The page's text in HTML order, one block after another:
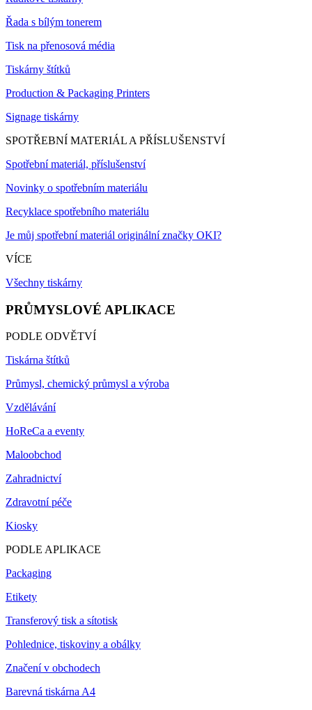
Řada s bílým tonerem
Tisk na přenosová média
Tiskárny štítků
Production & Packaging Printers
Signage tiskárny
SPOTŘEBNÍ MATERIÁL A PŘÍSLUŠENSTVÍ
Spotřební materiál, příslušenství
Novinky o spotřebním materiálu
Recyklace spotřebního materiálu
Je můj spotřební materiál originální značky OKI?
VÍCE
Všechny tiskárny
PRŮMYSLOVÉ APLIKACE
PODLE ODVĚTVÍ
Tiskárna štítků
Průmysl, chemický průmysl a výroba
Vzdělávání
HoReCa a eventy
Maloobchod
Zahradnictví
Zdravotní péče
Kiosky
PODLE APLIKACE
Packaging
Etikety
Transferový tisk a sítotisk
Pohlednice, tiskoviny a obálky
Značení v obchodech
Barevná tiskárna A4